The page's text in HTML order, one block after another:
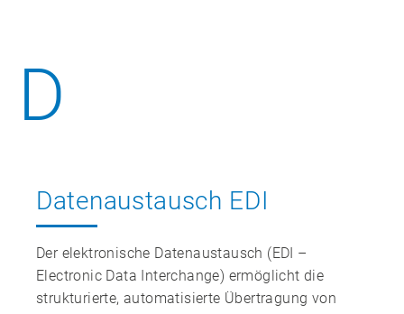
D
Datenaustausch EDI
Der elektronische Datenaustausch (EDI –
Electronic Data Interchange) ermöglicht die
strukturierte, automatisierte Übertragung von